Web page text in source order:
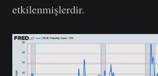
etkilenmişlerdir.